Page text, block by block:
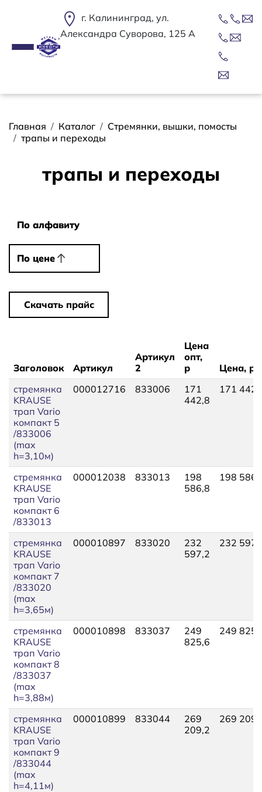
г. Калининград, ул.
Александра Суворова, 125 А
Строка навигации
Главная Каталог
Стремянки, вышки, помосты
трапы и переходы
трапы и переходы
По алфавиту
По алфавиту
По цене
По цене
Скачать прайс
Заголовок Артикул
Артикул
2
Цена
опт,
р
Цена, р
стремянка
KRAUSE
трап Vario
компакт 5
/833006
(max
h=3,10м)
000012716 833006
171
442,8
171
стремянка
KRAUSE
трап Vario
компакт 6
/833013
000012038 833013
198
586,8
198
стремянка
KRAUSE
трап Vario
компакт 7
/833020
(max
h=3,65м)
000010897 833020
232
597,2
232
стремянка
KRAUSE
трап Vario
компакт 8
/833037
(max
h=3,88м)
000010898 833037
249
825,6
249
стремянка
KRAUSE
трап Vario
компакт 9
/833044
(max
h=4,11м)
000010899 833044
269
209,2
269